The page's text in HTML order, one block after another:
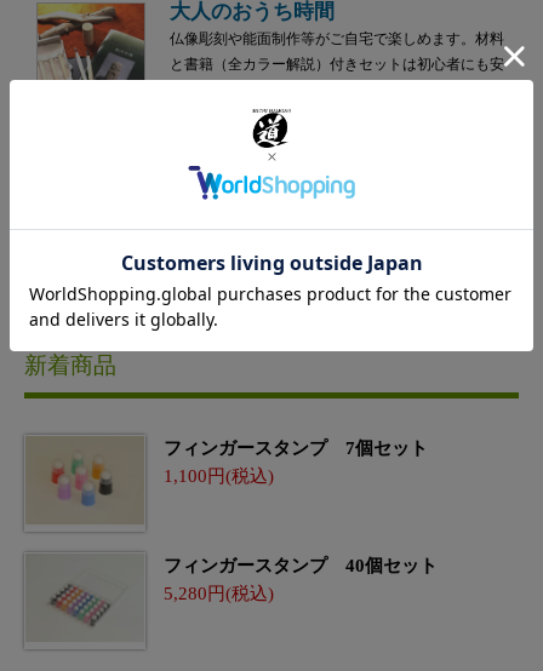
大人のおうち時間
仏像彫刻や能面制作等がご自宅で楽しめます。材料
と書籍（全カラー解説）付きセットは初心者にも安
新着商品
フィンガースタンプ 7個セット
1,100
フィンガースタンプ 40個セット
5,280